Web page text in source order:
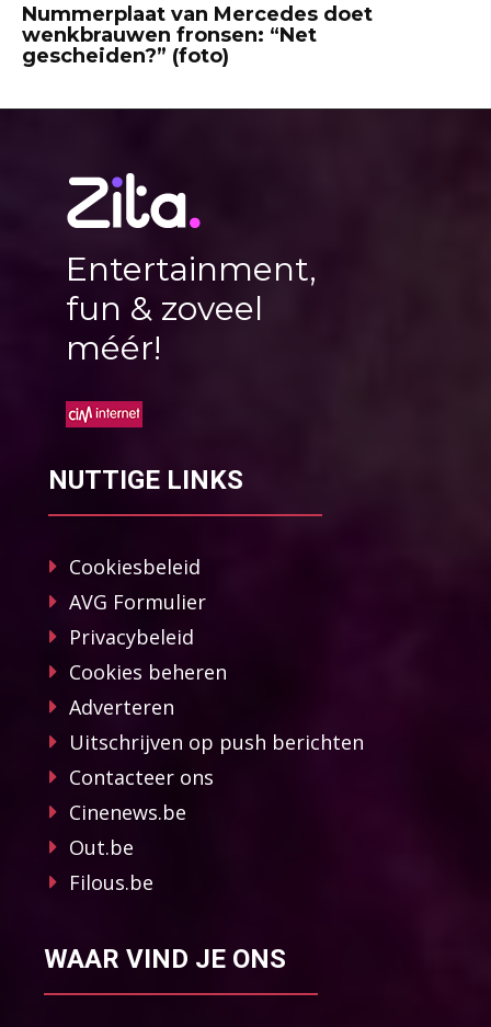
Nummerplaat van Mercedes doet
wenkbrauwen fronsen: “Net
gescheiden?” (foto)
Entertainment,
fun & zoveel
méér!
NUTTIGE LINKS
Cookiesbeleid
AVG Formulier
Privacybeleid
Cookies beheren
Adverteren
Uitschrijven op push berichten
Contacteer ons
Cinenews.be
Out.be
Filous.be
WAAR VIND JE ONS